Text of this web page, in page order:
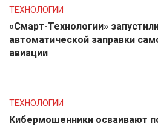
ТЕХНОЛОГИИ
«Смарт-Технологии»
автоматической заправки
авиации
ТЕХНОЛОГИИ
Кибермошенники осваивают